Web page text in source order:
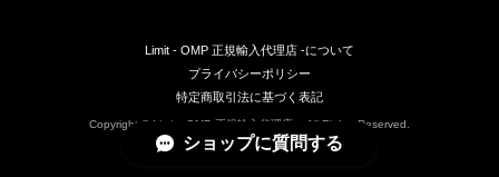
Limit - OMP 正規輸入代理店 -について
プライバシーポリシー
特定商取引法に基づく表記
Copyright © Limit - OMP 正規輸入代理店 -. All Rights Reserved.
ショップに質問する